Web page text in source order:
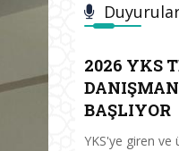
2026 YKS
BAŞLIYOR
YKS'ye giren ve